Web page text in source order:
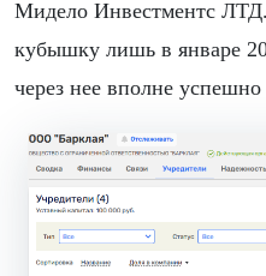
Мидело Инвестментс ЛТД.
кубышку лишь в январе
через нее вполне